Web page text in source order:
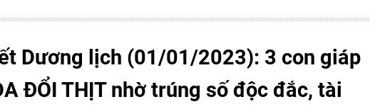
Dương lịch (01/01/2023): 3 con giáp
ĐỔI THỊT nhờ trúng số độc đắc, tài